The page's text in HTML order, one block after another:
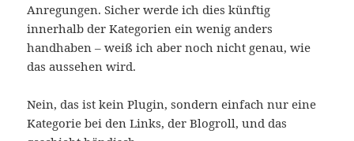
Anregungen. Sicher werde ich dies künftig
innerhalb der Kategorien ein wenig anders
handhaben – weiß ich aber noch nicht genau, wie
das aussehen wird.
Nein, das ist kein Plugin, sondern einfach nur eine
Kategorie bei den Links, der Blogroll, und das